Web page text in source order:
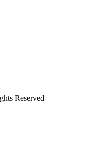
Reserved